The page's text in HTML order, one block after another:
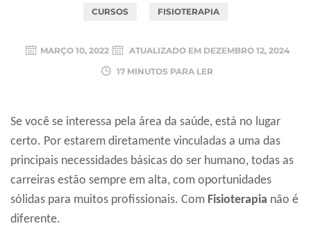
CURSOS FISIOTERAPIA
MARÇO 10, 2022 ATUALIZADO EM DEZEMBRO 12, 2024
17 MINUTOS PARA LER
Se você se interessa pela área da saúde, está no lugar
certo. Por estarem diretamente vinculadas a uma das
principais necessidades básicas do ser humano, todas as
carreiras estão sempre em alta, com oportunidades
sólidas para muitos profissionais. Com Fisioterapia não é
diferente.